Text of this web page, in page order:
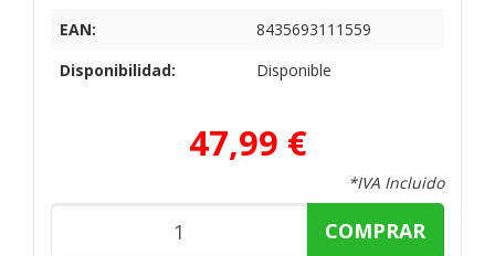
EAN:
8435693111559
Disponibilidad:
Disponible
47,99 €
*IVA Incluido
COMPRAR